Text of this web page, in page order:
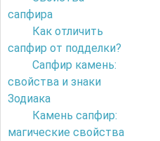
сапфира
Как отличить
сапфир от подделки?
Сапфир камень:
свойства и знаки
Зодиака
Камень сапфир:
магические свойства